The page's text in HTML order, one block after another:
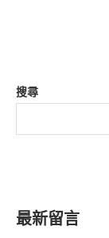
搜尋
最新留言